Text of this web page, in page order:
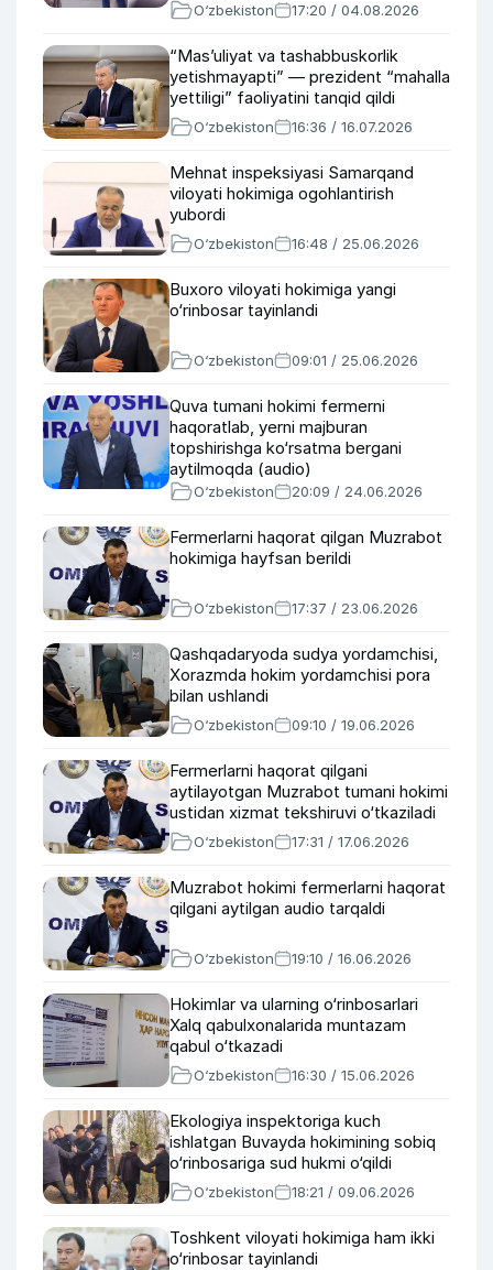
O‘zbekiston 17:20 / 04.08.2026
“Masʼuliyat va tashabbuskorlik
yetishmayapti” — prezident “mahalla
yettiligi” faoliyatini tanqid qildi
O‘zbekiston 16:36 / 16.07.2026
Mehnat inspeksiyasi Samarqand
viloyati hokimiga ogohlantirish
yubordi
O‘zbekiston 16:48 / 25.06.2026
Buxoro viloyati hokimiga yangi
o‘rinbosar tayinlandi
O‘zbekiston 09:01 / 25.06.2026
Quva tumani hokimi fermerni
haqoratlab, yerni majburan
topshirishga ko‘rsatma bergani
aytilmoqda (audio)
O‘zbekiston 20:09 / 24.06.2026
Fermerlarni haqorat qilgan Muzrabot
hokimiga hayfsan berildi
O‘zbekiston 17:37 / 23.06.2026
Qashqadaryoda sudya yordamchisi,
Xorazmda hokim yordamchisi pora
bilan ushlandi
O‘zbekiston 09:10 / 19.06.2026
Fermerlarni haqorat qilgani
aytilayotgan Muzrabot tumani hokimi
ustidan xizmat tekshiruvi o‘tkaziladi
O‘zbekiston 17:31 / 17.06.2026
Muzrabot hokimi fermerlarni haqorat
qilgani aytilgan audio tarqaldi
O‘zbekiston 19:10 / 16.06.2026
Hokimlar va ularning o‘rinbosarlari
Xalq qabulxonalarida muntazam
qabul o‘tkazadi
O‘zbekiston 16:30 / 15.06.2026
Ekologiya inspektoriga kuch
ishlatgan Buvayda hokimining sobiq
o‘rinbosariga sud hukmi o‘qildi
O‘zbekiston 18:21 / 09.06.2026
Toshkent viloyati hokimiga ham ikki
o‘rinbosar tayinlandi